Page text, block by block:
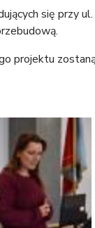
się przy
projektu